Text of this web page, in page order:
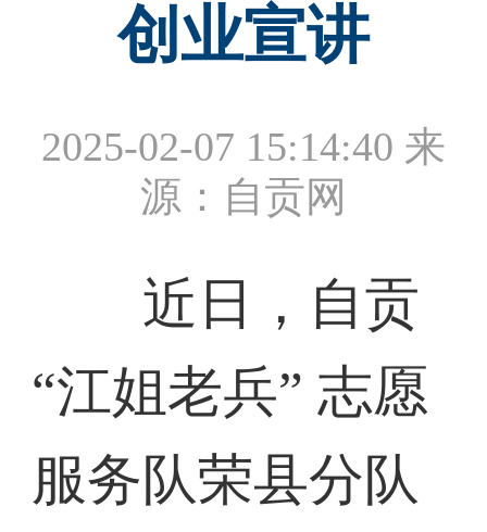
创业宣讲
2025-02-07 15:14:40 来
源：自贡网
近日，自贡
“江姐老兵” 志愿
服务队荣县分队